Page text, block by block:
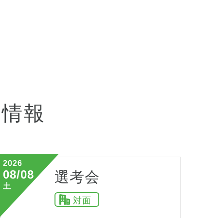
報
2026
08/08
土
選考会
対面